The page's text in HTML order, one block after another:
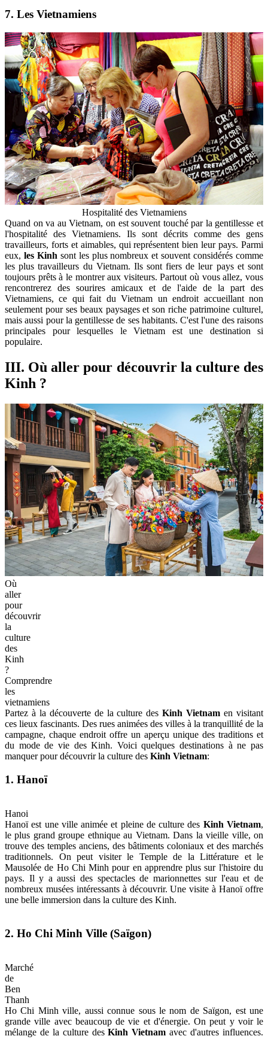
7. Les Vietnamiens
Hospitalité des Vietnamiens
Quand on va au Vietnam, on est souvent touché par la gentillesse et
l'hospitalité des Vietnamiens. Ils sont décrits comme des gens
travailleurs, forts et aimables, qui représentent bien leur pays. Parmi
eux, les Kinh sont les plus nombreux et souvent considérés comme
les plus travailleurs du Vietnam. Ils sont fiers de leur pays et sont
toujours prêts à le montrer aux visiteurs. Partout où vous allez, vous
rencontrerez des sourires amicaux et de l'aide de la part des
Vietnamiens, ce qui fait du Vietnam un endroit accueillant non
seulement pour ses beaux paysages et son riche patrimoine culturel,
mais aussi pour la gentillesse de ses habitants. C'est l'une des raisons
principales pour lesquelles le Vietnam est une destination si
populaire.
III. Où aller pour découvrir la culture des
Kinh ?
Où
aller
pour
découvrir
la
culture
des
Kinh
?
Comprendre
les
vietnamiens
Partez à la découverte de la culture des Kinh Vietnam en visitant
ces lieux fascinants. Des rues animées des villes à la tranquillité de la
campagne, chaque endroit offre un aperçu unique des traditions et
du mode de vie des Kinh. Voici quelques destinations à ne pas
manquer pour découvrir la culture des Kinh Vietnam:
1. Hanoï
Hanoi
Hanoï est une ville animée et pleine de culture des
le plus grand groupe ethnique au Vietnam. Dans la vieille ville, on
trouve des temples anciens, des bâtiments coloniaux et des marchés
traditionnels. On peut visiter le Temple de la Littérature et le
Mausolée de Ho Chi Minh pour en apprendre plus sur l'histoire du